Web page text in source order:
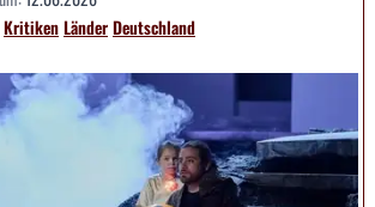
KritikenLänderDeutschland